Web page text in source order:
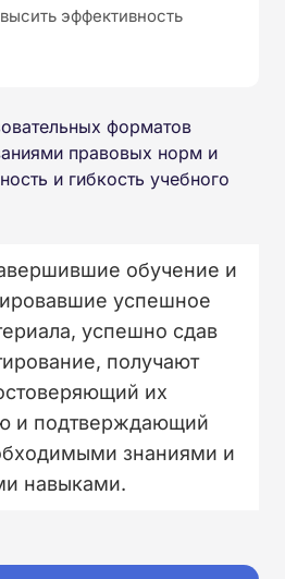
эффективность
форматов
правовых норм и
и гибкость учебного
обучение и
успешное
успешно сдав
получают
их
и подтверждающий
знаниями и
навыками.